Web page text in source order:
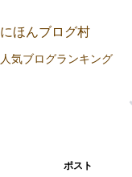
にほんブログ村
人気ブログランキング
ポスト